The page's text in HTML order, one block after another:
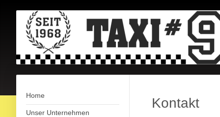
Home
Unser Unternehmen
Kontakt